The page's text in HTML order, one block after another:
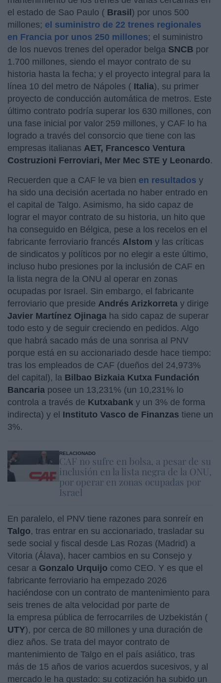
el estado de Sao Paulo ( Brasil) por unos 500
millones; el suministro de 22 trenes regionales
en Francia por unos 250 millones; el suministro
de los nuevos trenes del operador belga SNCB por
1.700 millones, siendo el mayor contrato de su
historia hasta la fecha; y el proyecto integral para la
línea 10 del metro de Nápoles ( Italia), su primer
proyecto de conducción automática de metros. Este
último contrato podría superar los 630 millones, con
una fase inicial por valor 259 millones, y CAF lo ha
logrado a través del consorcio que tiene con las
empresas italianas AET, Francesco Ventura
Costruzioni Ferroviari, Mer Mec STE y Leonardo.
Recuerden que a CAF le va bien en resultados y
ha sido una decisión acertada no haber entrado en
el capital de Talgo. Asimismo, ha sido capaz de
lograr el mayor contrato de su historia, un hito que
ha conseguido en Bélgica, pese a los recelos en el
fabricante ferroviario francés Alstom y las críticas
de sindicatos y políticos por no elegir a este último,
incluso hubo presiones por la inclusión de CAF en
la lista negra de la ONU al operar en zonas
ocupadas por Israel. Sin embargo, el fabricante
ferroviario que preside Andrés Arizkorreta y dirige
Javier Martínez Ojinaga ha sido capaz de superar
todo esto y de seguir creciendo en pedidos. Algo
que habrá sacado más de una sonrisa al PNV
porque está en su accionariado desde hace tiempo:
tras los empleados de CAF (dueños del 24,973%
del capital), la Bilbao Bizkaia Kutxa Fundación
Bancaria posee un 13,231% (un 10,231% lo
controla a través de Kutxabank y un 3% de forma
indirecta) y el Instituto Vasco de Finanzas tiene un
3%.
RELACIONADO
CAF no sufre en bolsa, a pesar de su
inclusión en la lista negra de la ONU,
por operar en zonas ocupadas por
Israel
En paralelo, el PNV tiene razones para sonreír en
Talgo, tras entrar en su accionariado, trasladar su
sede social y fiscal desde Las Rozas (Madrid) a
Vitoria (Álava), hacer cambios en su Consejo y
cesar a Gonzalo Urquijo como CEO. Y es que el
fabricante ferroviario ha empezado 2026
haciéndose con un contrato de mantenimiento para
seis trenes de alta velocidad por parte de
la empresa pública de ferrocarriles de Uzbekistán (
UTY), por cerca de 80 millones y una duración de
diez años. Se trata del mayor contrato de
mantenimiento de Talgo en el país asiático, tras
más de 15 años de varios acuerdos sucesivos, y al
mercado le ha gustado: su cotización ha subido un